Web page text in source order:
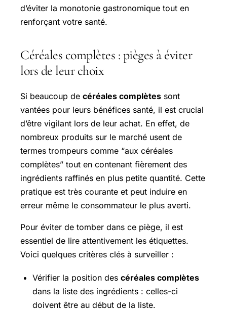
d’éviter la monotonie gastronomique tout en
renforçant votre santé.
Céréales complètes : pièges à éviter
lors de leur choix
Si beaucoup de céréales complètes sont
vantées pour leurs bénéfices santé, il est crucial
d’être vigilant lors de leur achat. En effet, de
nombreux produits sur le marché usent de
termes trompeurs comme “aux céréales
complètes” tout en contenant fièrement des
ingrédients raffinés en plus petite quantité. Cette
pratique est très courante et peut induire en
erreur même le consommateur le plus averti.
Pour éviter de tomber dans ce piège, il est
essentiel de lire attentivement les étiquettes.
Voici quelques critères clés à surveiller :
Vérifier la position des céréales complètes
dans la liste des ingrédients : celles-ci
doivent être au début de la liste.